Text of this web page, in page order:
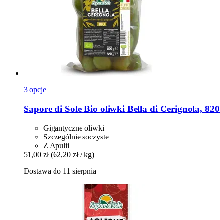
3 opcje
Sapore di Sole Bio oliwki Bella di Cerignola,
Gigantyczne oliwki
Szczególnie soczyste
Z Apulii
51,00 zł (62,20 zł / kg)
Dostawa do 11 sierpnia